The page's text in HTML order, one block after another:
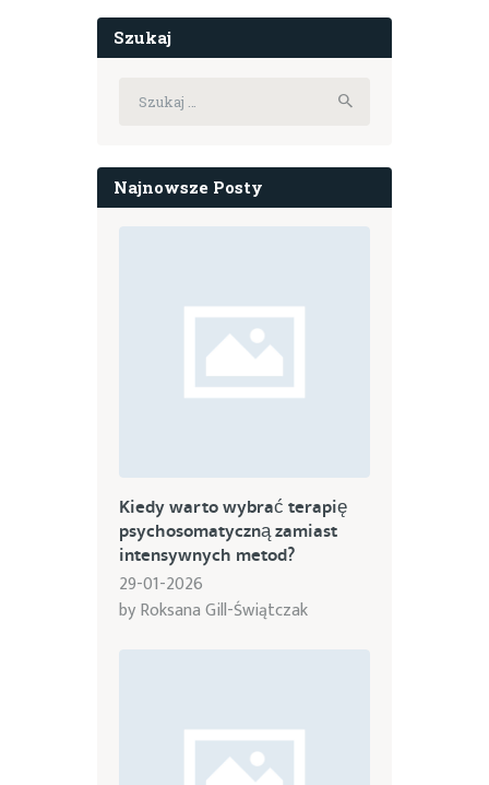
Szukaj
Najnowsze Posty
Kiedy warto wybrać terapię
psychosomatyczną zamiast
intensywnych metod?
29-01-2026
byRoksana Gill-Świątczak